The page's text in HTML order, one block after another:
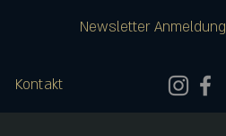
Newsletter Anmeldung
Kontakt